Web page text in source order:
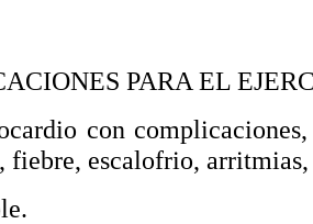
PARA EL
con
fiebre, escalofrio,